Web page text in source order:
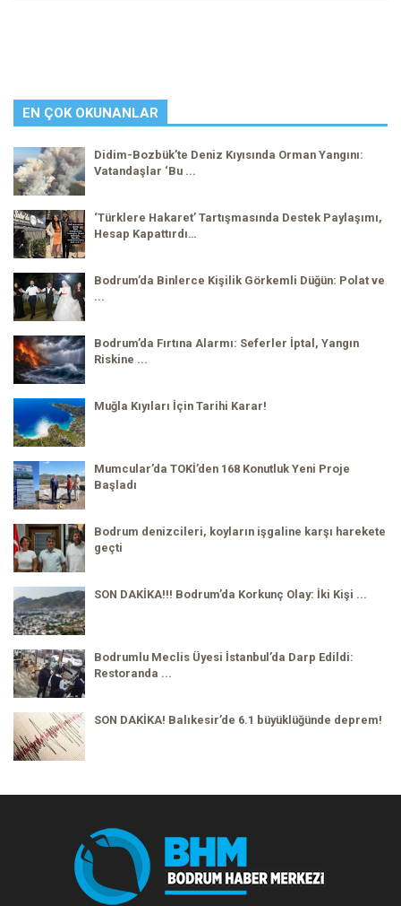
EN ÇOK OKUNANLAR
Didim-Bozbük’te Deniz Kıyısında Orman Yangını:
Vatandaşlar ‘Bu ...
‘Türklere Hakaret’ Tartışmasında Destek Paylaşımı,
Hesap Kapattırdı…
Bodrum’da Binlerce Kişilik Görkemli Düğün: Polat ve
...
Bodrum’da Fırtına Alarmı: Seferler İptal, Yangın
Riskine ...
Muğla Kıyıları İçin Tarihi Karar!
Mumcular’da TOKİ’den 168 Konutluk Yeni Proje
Başladı
Bodrum denizcileri, koyların işgaline karşı harekete
geçti
SON DAKİKA!!! Bodrum’da Korkunç Olay: İki Kişi ...
Bodrumlu Meclis Üyesi İstanbul’da Darp Edildi:
Restoranda ...
SON DAKİKA! Balıkesir’de 6.1 büyüklüğünde deprem!